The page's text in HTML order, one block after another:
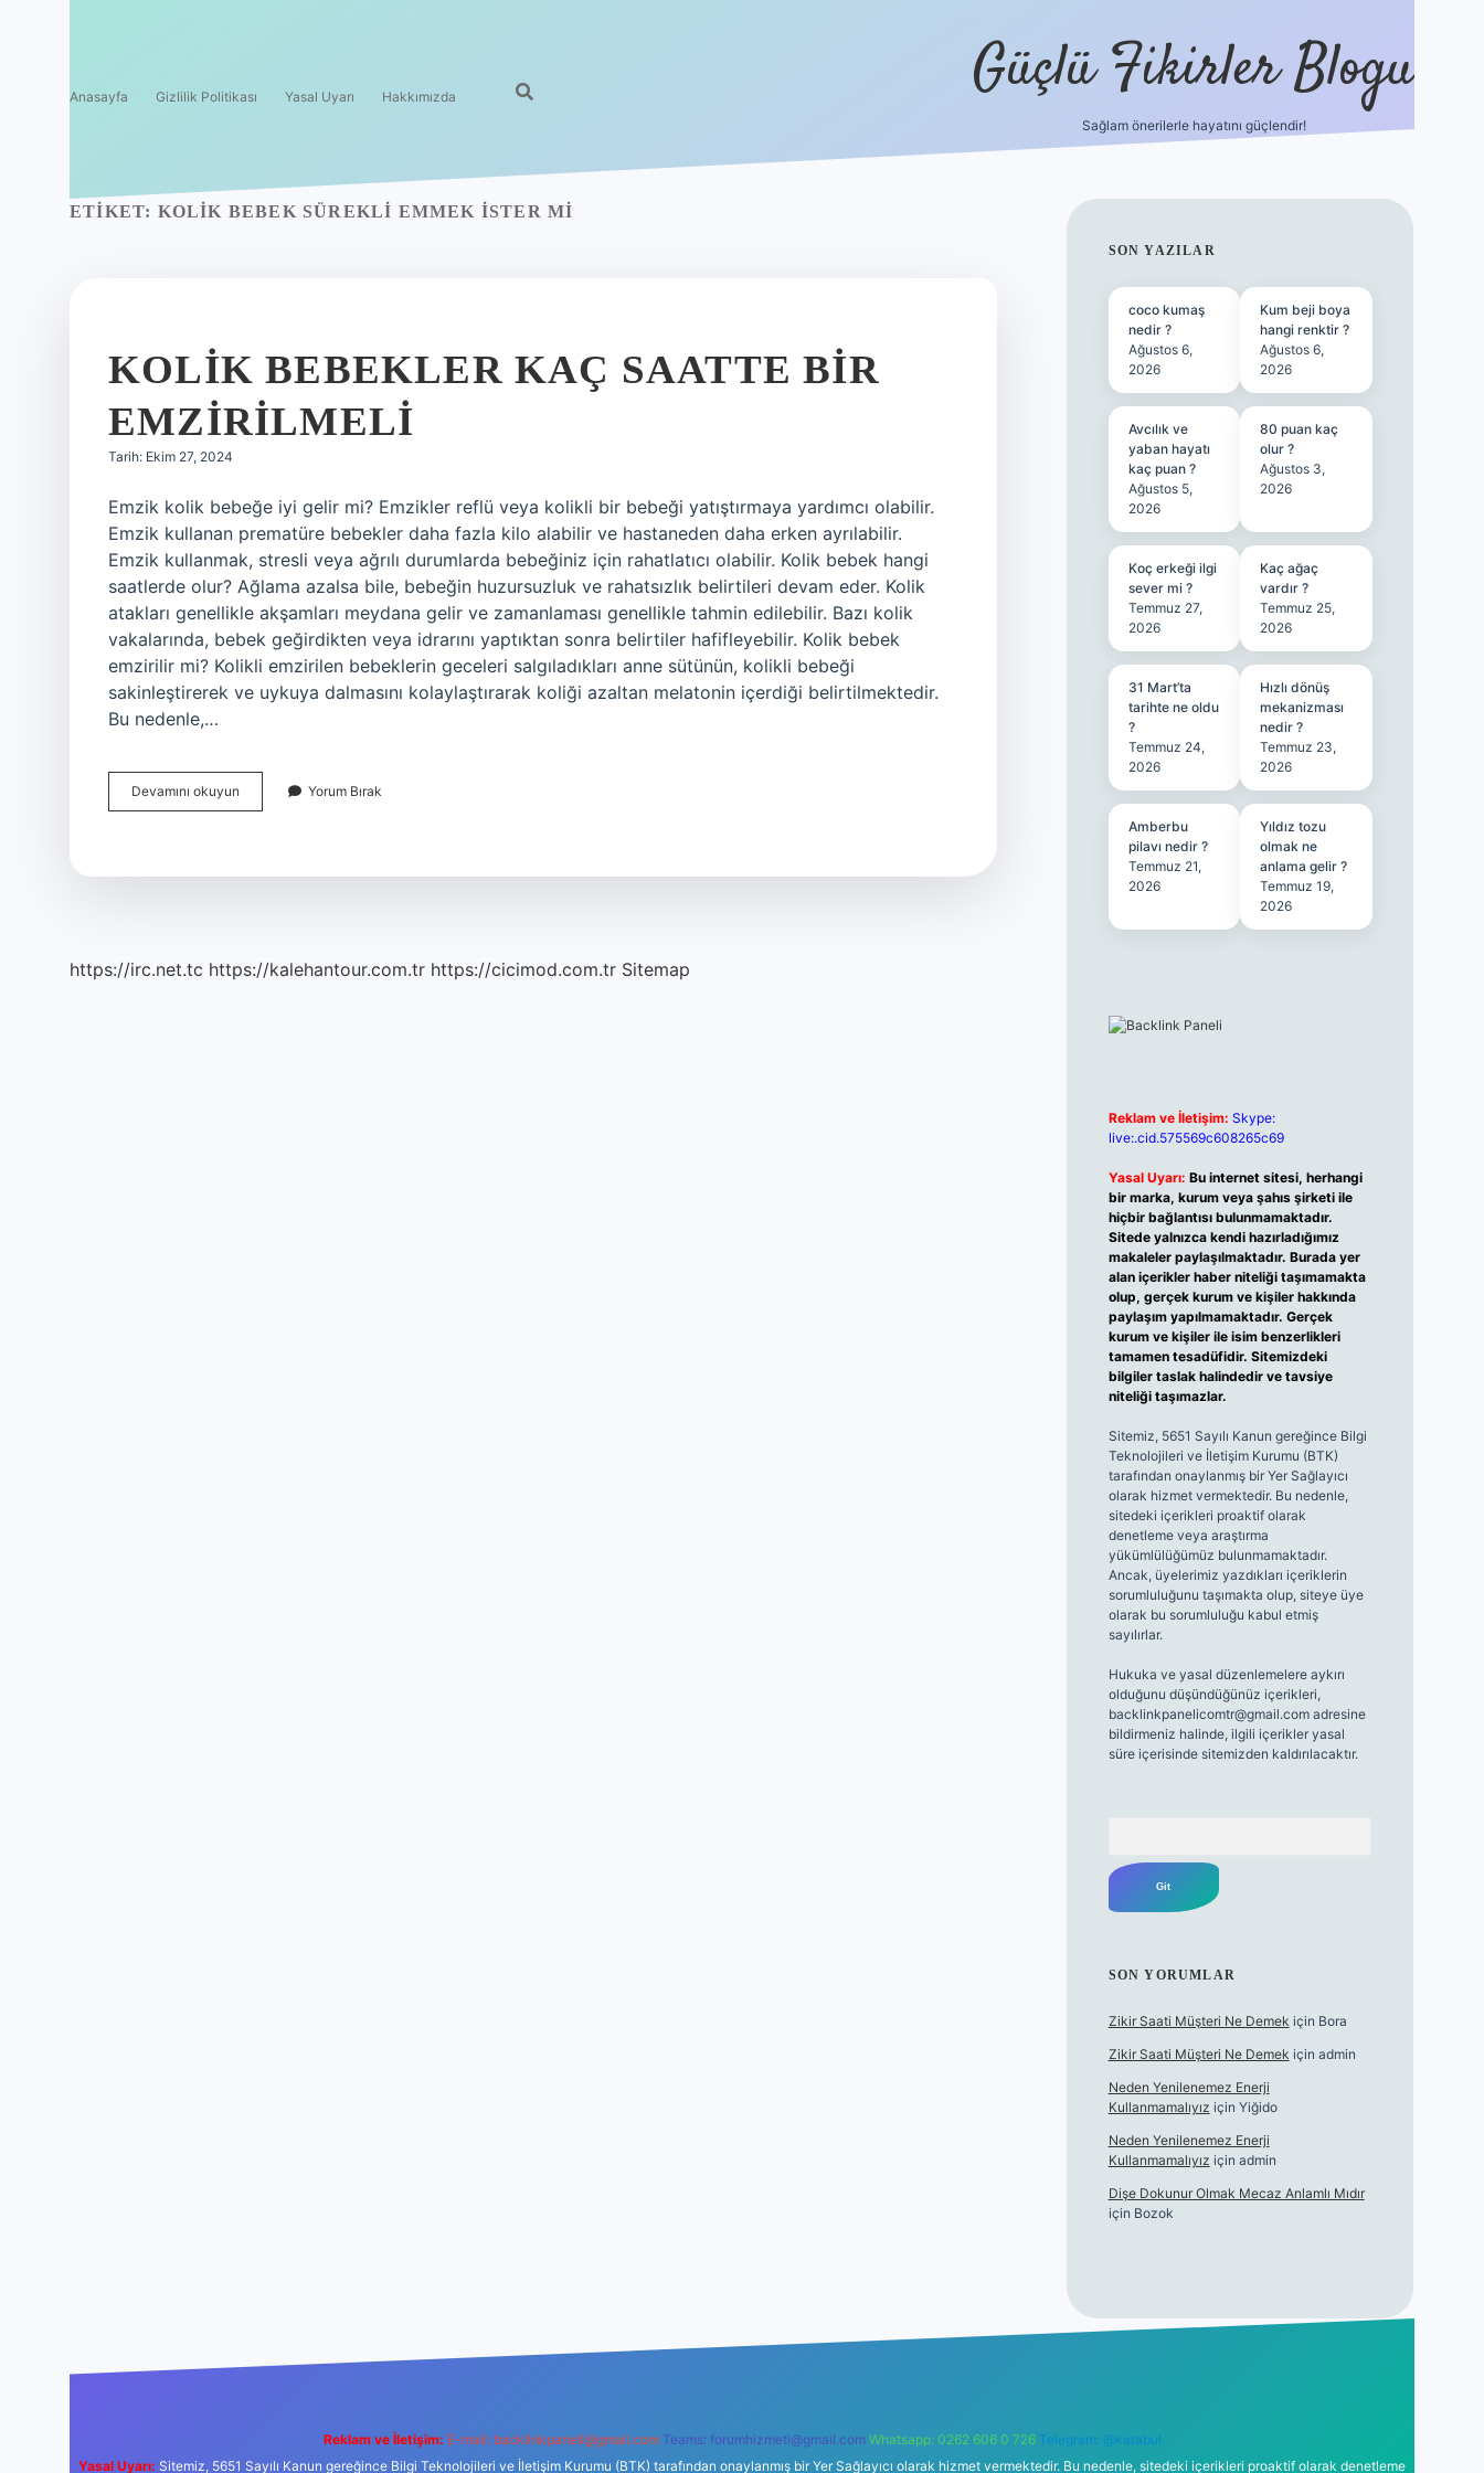
Anasayfa Gizlilik Politikası Yasal Uyarı Hakkımızda Güçlü Fikirler Blogu
Sağlam önerilerle hayatını güçlendir!
ETIKET: KOLIK BEBEK SÜREKLI EMMEK ISTER MI
KOLIK BEBEKLER KAÇ SAATTE BIR
EMZIRILMELI
Tarih: Ekim 27, 2024
Emzik kolik bebeğe iyi gelir mi? Emzikler reflü veya kolikli bir bebeği yatıştırmaya yardımcı olabilir.
Emzik kullanan prematüre bebekler daha fazla kilo alabilir ve hastaneden daha erken ayrılabilir.
Emzik kullanmak, stresli veya ağrılı durumlarda bebeğiniz için rahatlatıcı olabilir. Kolik bebek hangi
saatlerde olur? Ağlama azalsa bile, bebeğin huzursuzluk ve rahatsızlık belirtileri devam eder. Kolik
atakları genellikle akşamları meydana gelir ve zamanlaması genellikle tahmin edilebilir. Bazı kolik
vakalarında, bebek geğirdikten veya idrarını yaptıktan sonra belirtiler hafifleyebilir. Kolik bebek
emzirilir mi? Kolikli emzirilen bebeklerin geceleri salgıladıkları anne sütünün, kolikli bebeği
sakinleştirerek ve uykuya dalmasını kolaylaştırarak koliği azaltan melatonin içerdiği belirtilmektedir.
Bu nedenle,…
Devamını okuyun
Bebekler
Yorum Bırak
https://irc.net.tc https://kalehantour.com.tr https://cicimod.com.tr Sitemap
SIDEBAR
SON YAZILAR
coco kumaş
nedir ?
Ağustos 6,
2026
Kum beji boya
hangi renktir ?
Ağustos 6,
2026
Avcılık ve
yaban hayatı
kaç puan ?
Ağustos 5,
2026
80 puan kaç
olur ?
Ağustos 3,
2026
Koç erkeği ilgi
sever mi ?
Temmuz 27,
2026
Kaç ağaç
vardır ?
Temmuz 25,
2026
31 Mart’ta
tarihte ne oldu
?
Temmuz 24,
2026
Hızlı dönüş
mekanizması
nedir ?
Temmuz 23,
2026
Amberbu
pilavı nedir ?
Temmuz 21,
2026
Yıldız tozu
olmak ne
anlama gelir ?
Temmuz 19,
2026
Reklam ve İletişim: Skype:
live:.cid.575569c608265c69
Yasal Uyarı: Bu internet sitesi, herhangi
bir marka, kurum veya şahıs şirketi ile
hiçbir bağlantısı bulunmamaktadır.
Sitede yalnızca kendi hazırladığımız
makaleler paylaşılmaktadır. Burada yer
alan içerikler haber niteliği taşımamakta
olup, gerçek kurum ve kişiler hakkında
paylaşım yapılmamaktadır. Gerçek
kurum ve kişiler ile isim benzerlikleri
tamamen tesadüfidir. Sitemizdeki
bilgiler taslak halindedir ve tavsiye
niteliği taşımazlar.
Sitemiz, 5651 Sayılı Kanun gereğince Bilgi
Teknolojileri ve İletişim Kurumu (BTK)
tarafından onaylanmış bir Yer Sağlayıcı
olarak hizmet vermektedir. Bu nedenle,
sitedeki içerikleri proaktif olarak
denetleme veya araştırma
yükümlülüğümüz bulunmamaktadır.
Ancak, üyelerimiz yazdıkları içeriklerin
sorumluluğunu taşımakta olup, siteye üye
olarak bu sorumluluğu kabul etmiş
sayılırlar.
Hukuka ve yasal düzenlemelere aykırı
olduğunu düşündüğünüz içerikleri,
backlinkpanelicomtr@gmail.comadresine
bildirmeniz halinde, ilgili içerikler yasal
süre içerisinde sitemizden kaldırılacaktır.
SON YORUMLAR
Zikir Saati Müşteri Ne Demek için Bora
Zikir Saati Müşteri Ne Demek için admin
Neden Yenilenemez Enerji
Kullanmamalıyız için Yiğido
Neden Yenilenemez Enerji
Kullanmamalıyız için admin
Dişe Dokunur Olmak Mecaz Anlamlı Mıdır
için Bozok
ilbet bahis sitesi
Reklam ve İletişim: E-mail: backlinkpaneli@gmail.com Teams: forumhizmeti@gmail.com Whatsapp: 0262 606 0 726 Telegram: @karabul
Yasal Uyarı: Sitemiz, 5651 Sayılı Kanun gereğince Bilgi Teknolojileri ve İletişim Kurumu (BTK) tarafından onaylanmış bir Yer Sağlayıcı olarak hizmet vermektedir. Bu nedenle, sitedeki içerikleri proaktif olarak denetleme